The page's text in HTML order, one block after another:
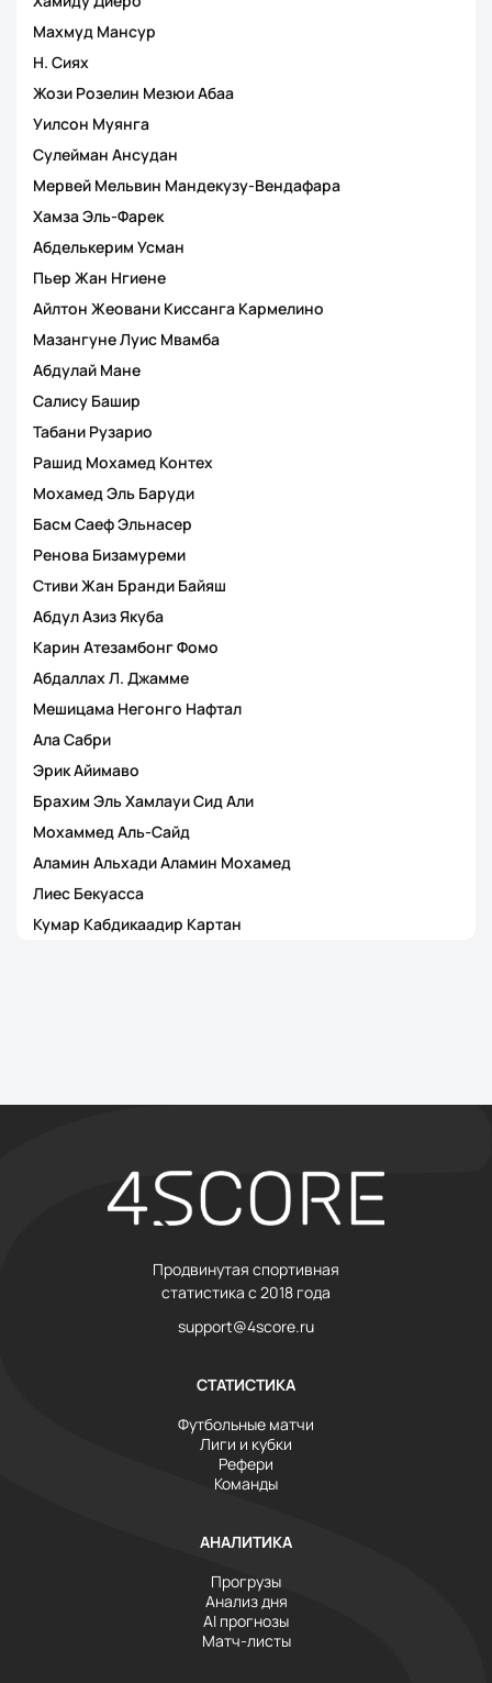
Махмуд Мансур
Н. Сиях
Жози Розелин Мезюи Абаа
Уилсон Муянга
Сулейман Ансудан
Мервей Мельвин Мандекузу-Вендафара
Хамза Эль-Фарек
Абделькерим Усман
Пьер Жан Нгиене
Айлтон Жеовани Киссанга Кармелино
Мазангуне Луис Мвамба
Абдулай Мане
Салису Башир
Табани Рузарио
Рашид Мохамед Контех
Мохамед Эль Баруди
Басм Саеф Эльнасер
Ренова Бизамуреми
Стиви Жан Бранди Байяш
Абдул Азиз Якуба
Карин Атезамбонг Фомо
Абдаллах Л. Джамме
Мешицама Негонго Нафтал
Ала Сабри
Эрик Айимаво
Брахим Эль Хамлауи Сид Али
Мохаммед Аль-Сайд
Аламин Альхади Аламин Мохамед
Лиес Бекуасса
Кумар Кабдикаадир Картан
Продвинутая спортивная
статистика с 2018 года
support@4score.ru
СТАТИСТИКА
Футбольные матчи
Лиги и кубки
Рефери
Команды
АНАЛИТИКА
Прогрузы
Анализ дня
AI прогнозы
Матч-листы